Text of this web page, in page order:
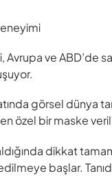
ve ABD’de
görsel dünya
özel bir maske
dikkat
başlar.